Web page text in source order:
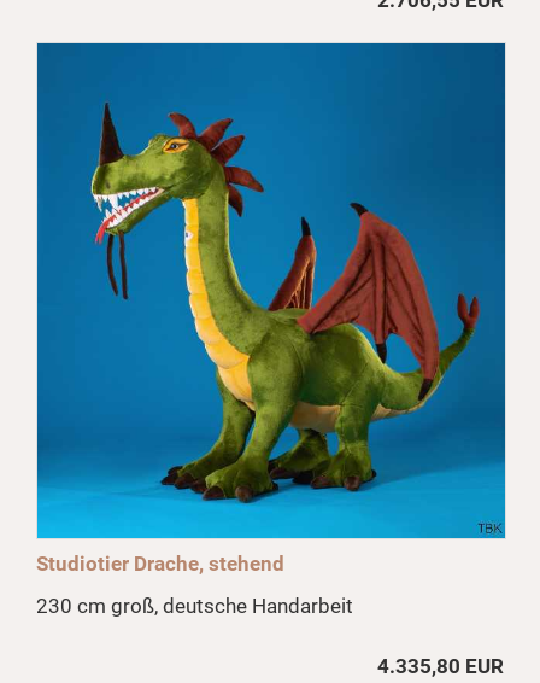
Studiotier Drache, stehend
230 cm groß, deutsche Handarbeit
4.335,80 EUR